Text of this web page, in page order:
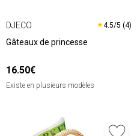
DJECO ★4.5/5 (4)
Gâteaux de princesse
16.50€
Existe en plusieurs modèles